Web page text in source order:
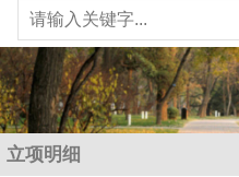
立项明细